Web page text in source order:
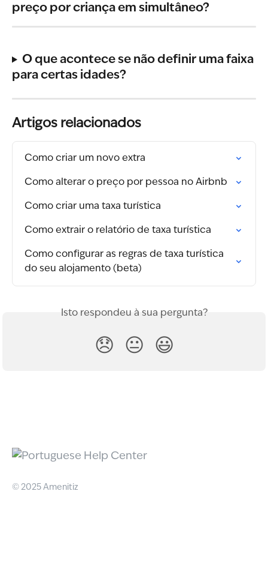
preço por criança em simultâneo?
O que acontece se não definir uma faixa
para certas idades?
Artigos relacionados
Como criar um novo extra
Como alterar o preço por pessoa no Airbnb
Como criar uma taxa turística
Como extrair o relatório de taxa turística
Como configurar as regras de taxa turística
do seu alojamento (beta)
Isto respondeu à sua pergunta?
😞 😐 😃
© 2025 Amenitiz